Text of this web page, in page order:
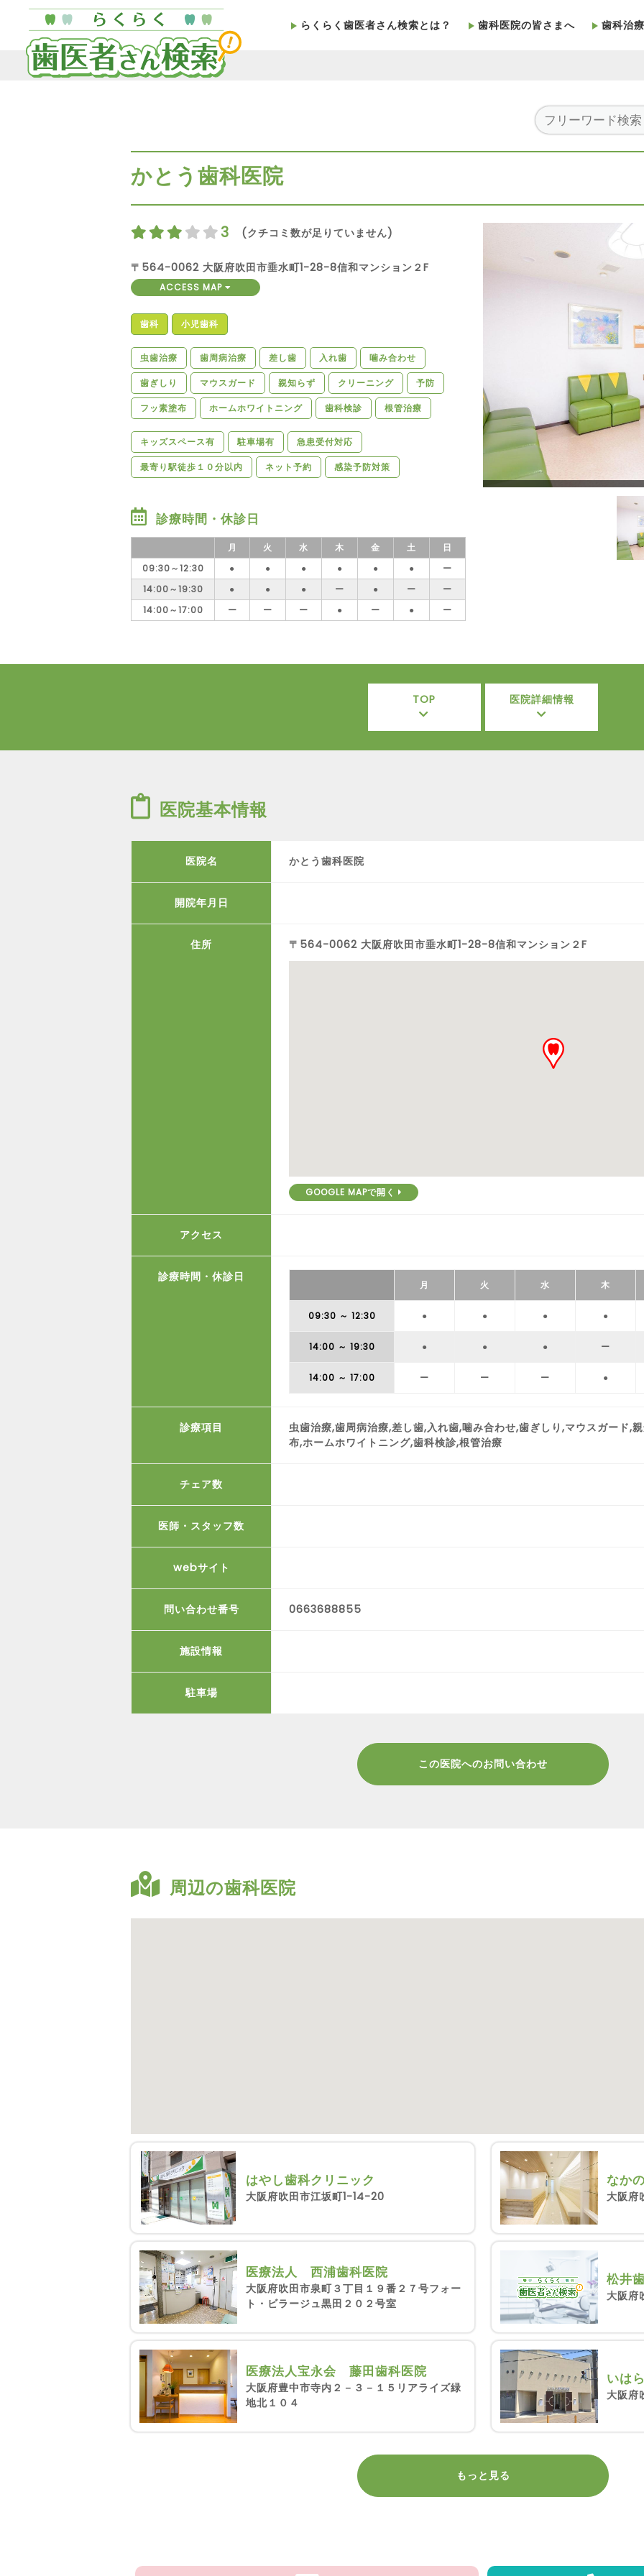
らくらく歯医者さん検索とは？ 歯科医院の皆さまへ 歯科治
かとう歯科医院
3 (クチコミ数が足りていません)
〒564-0062 大阪府吹田市垂水町1-28-8信和マンション２F
ACCESS MAP
歯科 小児歯科
虫歯治療 歯周病治療 差し歯 入れ歯 噛み合わせ
歯ぎしり マウスガード 親知らず クリーニング 予防
フッ素塗布 ホームホワイトニング 歯科検診 根管治療
キッズスペース有 駐車場有 急患受付対応
最寄り駅徒歩１０分以内 ネット予約 感染予防対策
診療時間・休診日
月 火 水 木 金 土
日
09:30～12:30
● ● ● ● ● ●
ー
14:00～19:30
● ● ● ー ● ー
ー
14:00～17:00
ー ー ー ● ー ● ー
TOP 医院詳細情報
医院基本情報
医院名 かとう歯科医院
開院年月日
住所 〒564-0062 大阪府吹田市垂水町1-28-8信和マンション２F
GOOGLE MAPで開く
アクセス
診療時間・休診日
月 火 水 木
09:30 ～ 12:30 ● ● ● ●
14:00 ～ 19:30 ● ● ● ー
14:00 ～ 17:00 ー ー ー ●
診療項目
虫歯治療,歯周病治療,差し歯,入れ歯,噛み合わせ,歯ぎしり,マウスガード,
布,ホームホワイトニング,歯科検診,根管治療
チェア数
医師・スタッフ数
webサイト
問い合わせ番号 0663688855
施設情報
駐車場
この医院へのお問い合わせ
周辺の歯科医院
はやし歯科クリニック
大阪府吹田市江坂町1-14-20
医療法人 西浦歯科医院
大阪府吹田市泉町３丁目１９番２７号フォー
ト・ビラージュ黒田２０２号室
医療法人宝永会 藤田歯科医院
大阪府豊中市寺内２－３－１５リアライズ緑
地北１０４
なか
大阪府
松井
大阪府
いは
大阪府
もっと見る